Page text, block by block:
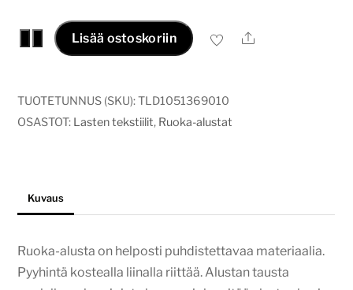
Ruoka-
alusta
ruudut
määrä
Lisää ostoskoriin Ale
TUOTETUNNUS (SKU):TLD1051369010
OSASTOT: Lasten tekstiilit, Ruoka-alustat
Kuvaus
Ruoka-alusta on helposti puhdistettavaa materiaalia.
Pyyhintä kostealla liinalla riittää. Alustan tausta